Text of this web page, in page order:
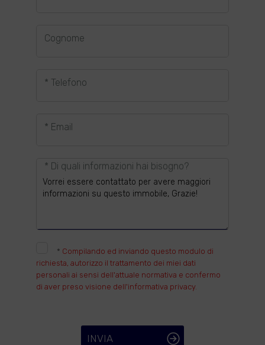
Cognome
* Telefono
* Email
* Di quali informazioni hai bisogno?
* Compilando ed inviando questo modulo di
richiesta, autorizzo il trattamento dei miei dati
personali ai sensi dell'attuale normativa e confermo
di aver preso visione dell'informativa privacy.
INVIA